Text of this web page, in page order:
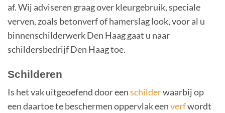
af. Wij adviseren graag over kleurgebruik, speciale
verven, zoals betonverf of hamerslag look, voor al u
binnenschilderwerk Den Haag gaat u naar
schildersbedrijf Den Haag toe.
Schilderen
Is het vak uitgeoefend door eenschilderwaarbij op
een daartoe te beschermen oppervlak eenverfwordt